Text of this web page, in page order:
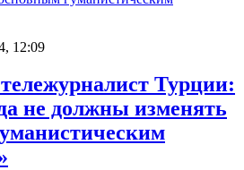
12:09
Турции:
не должны изменять